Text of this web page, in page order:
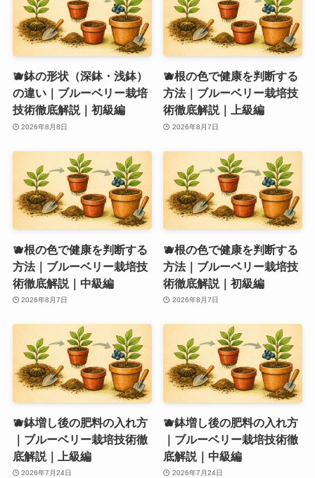
🫐鉢の形状（深鉢・浅鉢）
の違い｜ブルーベリー栽培
技術徹底解説｜初級編
2026年8月8日
🫐根の色で健康を判断する
方法｜ブルーベリー栽培技
術徹底解説｜上級編
2026年8月7日
🫐根の色で健康を判断する
方法｜ブルーベリー栽培技
術徹底解説｜中級編
2026年8月7日
🫐根の色で健康を判断する
方法｜ブルーベリー栽培技
術徹底解説｜初級編
2026年8月7日
🫐鉢増し後の肥料の入れ方
｜ブルーベリー栽培技術徹
底解説｜上級編
2026年7月24日
🫐鉢増し後の肥料の入れ方
｜ブルーベリー栽培技術徹
底解説｜中級編
2026年7月24日